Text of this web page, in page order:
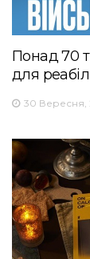
Понад 70
для
30 Вересня,